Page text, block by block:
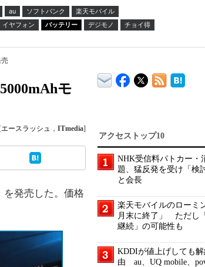
au ソフトバンク
楽天モバイル
イヤフォン バッテリー デジモノ
チョイ得
売
モ
[エースラッシュ ， ITmedia]
発売した。価格
アクセストップ10
NHK受信料パトカー・
題、猛反発を受け「検
と会長
楽天モバイルのローミ
月末に終了」 ただし
継続」の可能性も
KDDIが値上げしても
由 au、UQ mobile、